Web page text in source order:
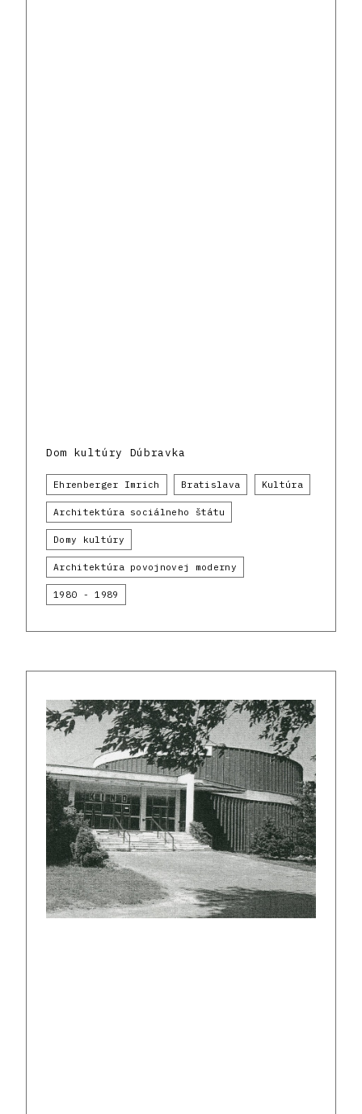
Dom kultúry Dúbravka
Ehrenberger Imrich Bratislava Kultúra
Architektúra sociálneho štátu
Domy kultúry
Architektúra povojnovej moderny
1980 - 1989